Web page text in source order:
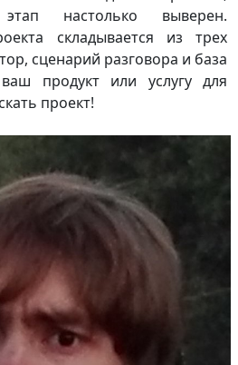
настолько выверен.
складывается из трех
сценарий разговора и база
продукт или услугу для
проект!